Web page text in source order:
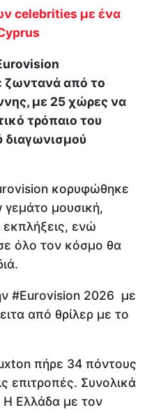
celebrities με ένα
ζωντανά από το
με 25 χώρες να
τρόπαιο του
διαγωνισμού
κορυφώθηκε
μουσική,
εκπλήξεις, ενώ
όλο τον κόσμο θα
#Eurovision 2026 με
από θρίλερ με το
πήρε 34 πόντους
επιτροπές. Συνολικά
Η Ελλάδα με τον